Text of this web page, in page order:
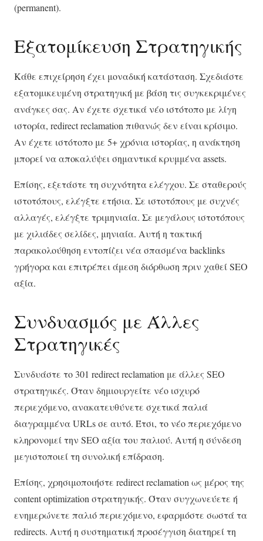
(permanent).
Εξατομίκευση Στρατηγικής
Κάθε επιχείρηση έχει μοναδική κατάσταση. Σχεδιάστε
εξατομικευμένη στρατηγική με βάση τις συγκεκριμένες
ανάγκες σας. Αν έχετε σχετικά νέο ιστότοπο με λίγη
ιστορία, redirect reclamation πιθανώς δεν είναι κρίσιμο.
Αν έχετε ιστότοπο με 5+ χρόνια ιστορίας, η ανάκτηση
μπορεί να αποκαλύψει σημαντικά κρυμμένα assets.
Επίσης, εξετάστε τη συχνότητα ελέγχου. Σε σταθερούς
ιστοτόπους, ελέγξτε ετήσια. Σε ιστοτόπους με συχνές
αλλαγές, ελέγξτε τριμηνιαία. Σε μεγάλους ιστοτόπους
με χιλιάδες σελίδες, μηνιαία. Αυτή η τακτική
παρακολούθηση εντοπίζει νέα σπασμένα backlinks
γρήγορα και επιτρέπει άμεση διόρθωση πριν χαθεί SEO
αξία.
Συνδυασμός με Άλλες
Στρατηγικές
Συνδυάστε το 301 redirect reclamation με άλλες SEO
στρατηγικές. Όταν δημιουργείτε νέο ισχυρό
περιεχόμενο, ανακατευθύνετε σχετικά παλιά
διαγραμμένα URLs σε αυτό. Έτσι, το νέο περιεχόμενο
κληρονομεί την SEO αξία του παλιού. Αυτή η σύνδεση
μεγιστοποιεί τη συνολική επίδραση.
Επίσης, χρησιμοποιήστε redirect reclamation ως μέρος της
content optimization στρατηγικής. Όταν συγχωνεύετε ή
ενημερώνετε παλιό περιεχόμενο, εφαρμόστε σωστά τα
redirects. Αυτή η συστηματική προσέγγιση διατηρεί τη